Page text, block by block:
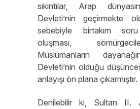
sıkıntılar, Arap
Devleti’nin geçirmekte
sebebiyle birtakım
oluşması,
Müslümanların
Devleti’nin olduğu
anlayışı ön plana çıkarmıştır.
Denilebilir ki, Sultan II.